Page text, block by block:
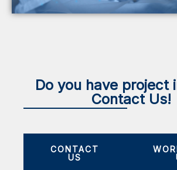
Do you have project
Contact Us!
CONTACT
US